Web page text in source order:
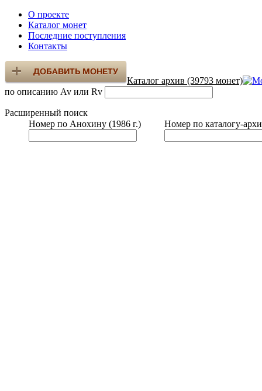
О проекте
Каталог монет
Последние поступления
Контакты
Каталог архив (39793 монет)
по описанию Av или Rv
Расширенный поиск
Номер по Анохину (1986 г.)
Номер по каталогу-